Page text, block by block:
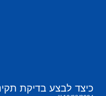
כיצד לבצע בדיקת